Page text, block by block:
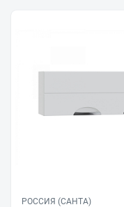
РОССИЯ (САНТА)